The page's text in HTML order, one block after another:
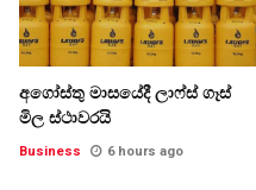
අගෝස්තු මාසයේදී ලාෆ්ස් ගෑස්
මිල ස්ථාවරයි
Business 6 hours ago